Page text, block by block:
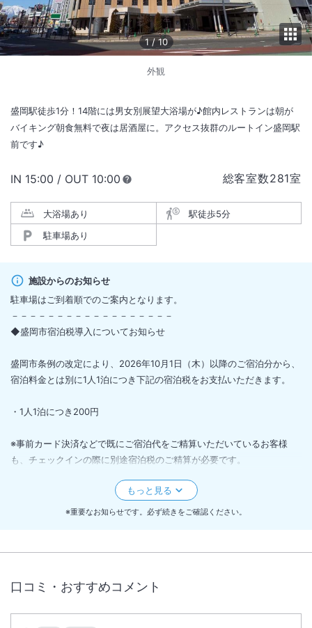
1 /10
外観
盛岡駅徒歩1分！14階には男女別展望大浴場が♪館内レストランは朝が
バイキング朝食無料で夜は居酒屋に。アクセス抜群のルートイン盛岡駅
前です♪
総客室数281室
IN チェックイン
15:00 / OUT チェックアウト
10:00
大浴場あり
駅徒歩5分
駐車場あり
施設からのお知らせ
駐車場はご到着順でのご案内となります。
－－－－－－－－－－－－－－－－－－
◆盛岡市宿泊税導入についてお知らせ
盛岡市条例の改定により、2026年10月1日（木）以降のご宿泊分から、
宿泊料金とは別に1人1泊につき下記の宿泊税をお支払いただきます。
・1人1泊につき200円
※事前カード決済などで既にご宿泊代をご精算いただいているお客様
も、チェックインの際に別途宿泊税のご精算が必要です。
※なお、インターネット予約の場合、画面上に表示される宿泊料金には
消費税は含まれておりますが、宿泊税は含まれておりませんのでご注意
には宿泊税が適用されます。
※重要なお知らせです。必ず続きをご確認ください。
口コミ・おすすめコメント